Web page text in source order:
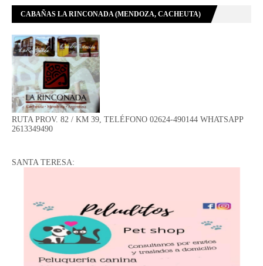
CABAÑAS LA RINCONADA (MENDOZA, CACHEUTA)
RUTA PROV. 82 / KM 39, TELÉFONO 02624-490144 WHATSAPP
2613349490
SANTA TERESA: